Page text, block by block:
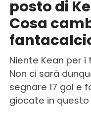
posto di
Cosa
Niente Kean per
Non ci sarà
segnare 17 gol e
giocate in